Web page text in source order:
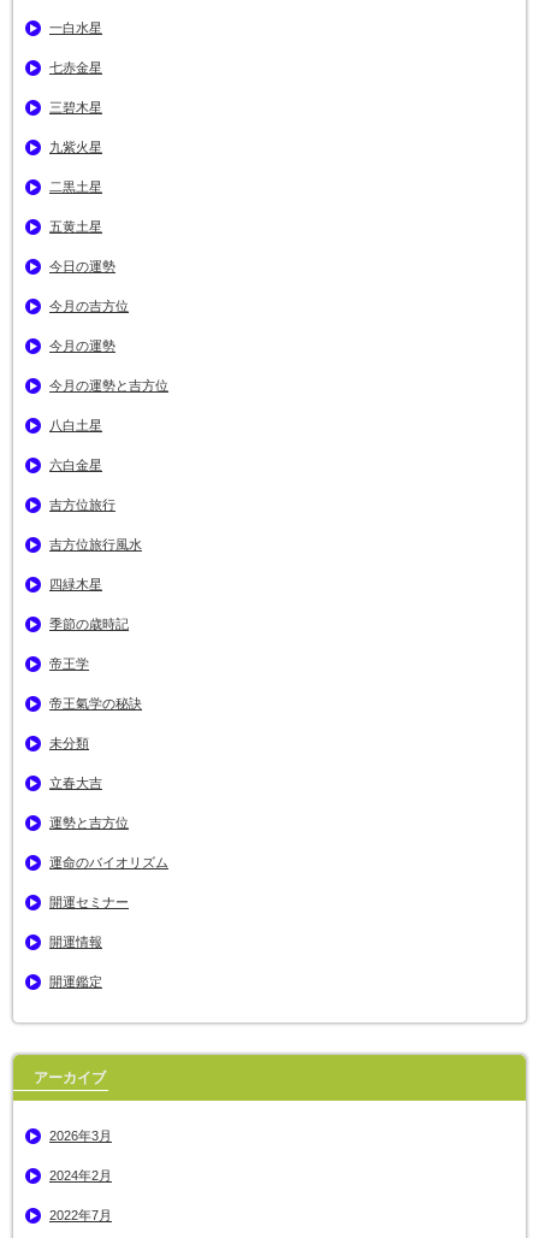
一白水星
七赤金星
三碧木星
九紫火星
二黒土星
五黄土星
今日の運勢
今月の吉方位
今月の運勢
今月の運勢と吉方位
八白土星
六白金星
吉方位旅行
吉方位旅行風水
四緑木星
季節の歳時記
帝王学
帝王氣学の秘訣
未分類
立春大吉
運勢と吉方位
運命のバイオリズム
開運セミナー
開運情報
開運鑑定
アーカイブ
2026年3月
2024年2月
2022年7月